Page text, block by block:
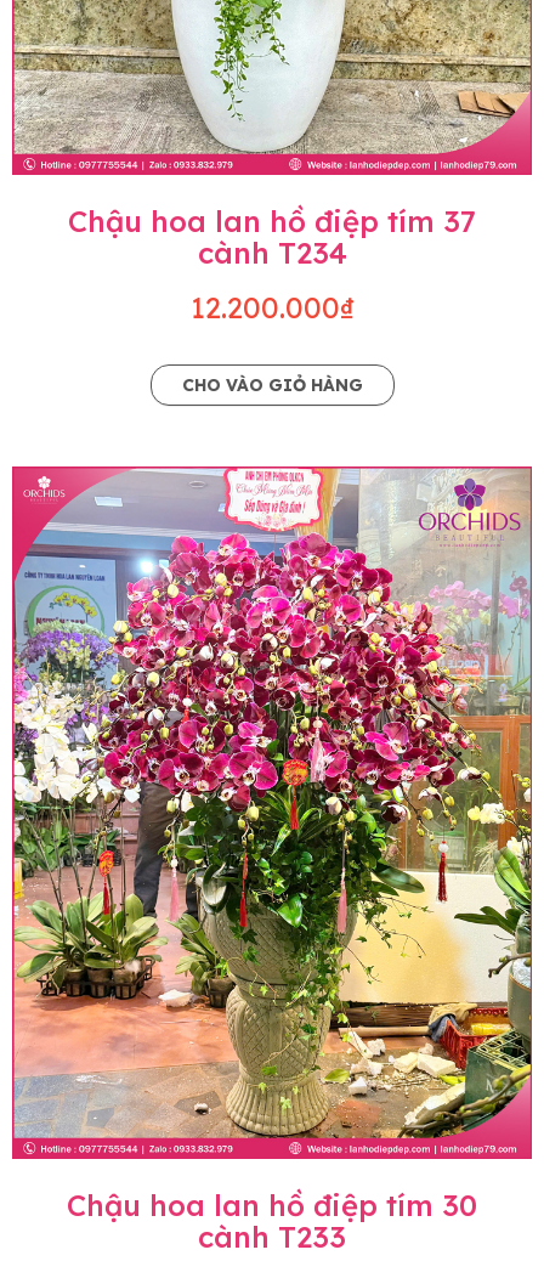
Chậu hoa lan hồ điệp tím 37
cành T234
12.200.000₫
CHO VÀO GIỎ HÀNG
Chậu hoa lan hồ điệp tím 30
cành T233